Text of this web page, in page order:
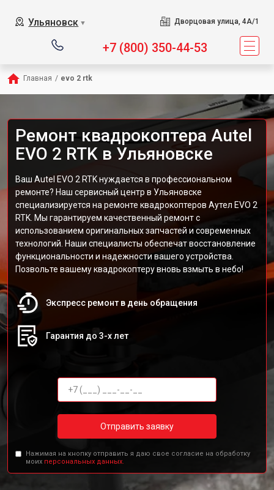
Ульяновск ▼ Дворцовая улица, 4А/1
+7 (800) 350-44-53
Главная / evo 2 rtk
Ремонт квадрокоптера Autel
EVO 2 RTK в Ульяновске
Ваш Autel EVO 2 RTK нуждается в профессиональном
ремонте? Наш сервисный центр в Ульяновске
специализируется на ремонте квадрокоптеров Аутел EVO 2
RTK. Мы гарантируем качественный ремонт с
использованием оригинальных запчастей и современных
технологий. Наши специалисты обеспечат восстановление
функциональности и надежности вашего устройства.
Позвольте вашему квадрокоптеру вновь взмыть в небо!
Экспресс ремонт в день обращения
Гарантия до 3-х лет
Отправить заявку
Нажимая на кнопку отправить я даю свое согласие на обработку
моих персональных данных.